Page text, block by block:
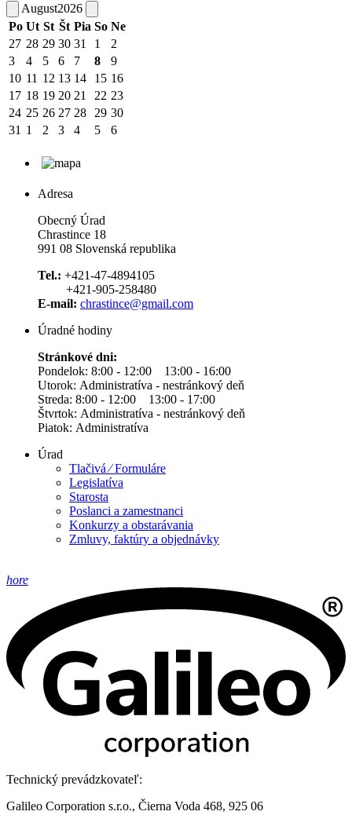
August2026
Po Ut St Št Pia So Ne
27 28 29 30 31 1
2
3
4 5 6 7 8
9
10 11 12 13 14 15 16
17 18 19 20 21 22 23
24 25 26 27 28 29 30
31 1 2 3 4 5 6
Adresa
Obecný Úrad
Chrastince 18
991 08 Slovenská republika
Tel.: +421-47-4894105
+421-905-258480
E-mail: chrastince@gmail.com
Úradné hodiny
Stránkové dni:
Pondelok: 8:00 - 12:00 13:00 - 16:00
Utorok: Administratíva - nestránkový deň
Streda: 8:00 - 12:00 13:00 - 17:00
Štvrtok: Administratíva - nestránkový deň
Piatok: Administratíva
Úrad
Tlačivá ⁄ Formuláre
Legislatíva
Starosta
Poslanci a zamestnanci
Konkurzy a obstarávania
Zmluvy, faktúry a objednávky
hore
Technický prevádzkovateľ:
Galileo Corporation s.r.o., Čierna Voda 468, 925 06